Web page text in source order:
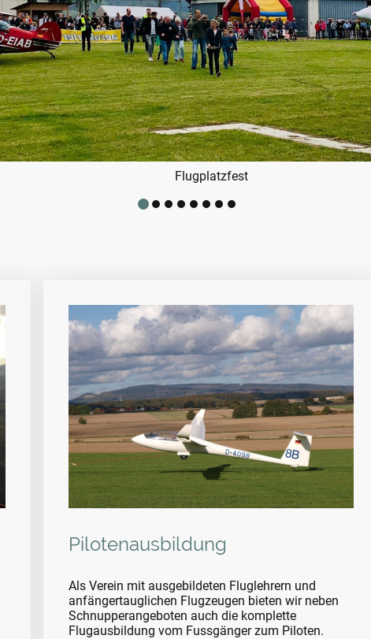
Segelflugausbildung
Pilotenausbildung
Als Verein mit ausgebildeten Fluglehrern und
anfängertauglichen Flugzeugen bieten wir neben
Schnupperangeboten auch die komplette
Flugausbildung vom Fussgänger zum Piloten.